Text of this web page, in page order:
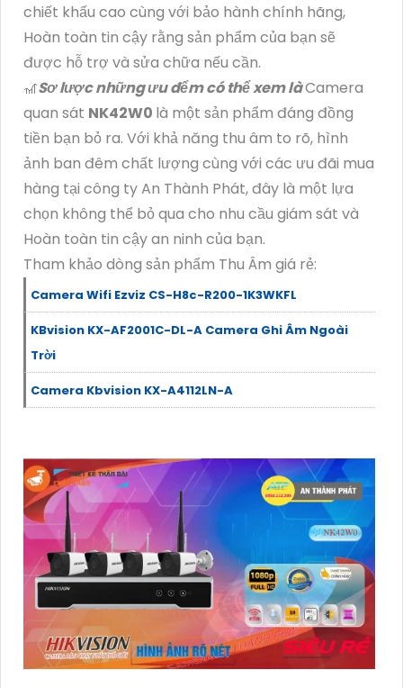
chiết khấu cao cùng với bảo hành chính hãng,
Hoàn toàn tin cậy rằng sản phẩm của bạn sẽ
được hỗ trợ và sửa chữa nếu cần.
🎢Sơ lược những ưu đểm có thể xem làCamera
quan sát NK42W0 là một sản phẩm đáng đồng
tiền bạn bỏ ra. Với khả năng thu âm to rõ, hình
ảnh ban đêm chất lượng cùng với các ưu đãi mua
hàng tại công ty An Thành Phát, đây là một lựa
chọn không thể bỏ qua cho nhu cầu giám sát và
Hoàn toàn tin cậy an ninh của bạn.
Tham khảo dòng sản phẩm Thu Âm giá rẻ:
Camera Wifi Ezviz CS-H8c-R200-1K3WKFL
KBvision KX-AF2001C-DL-A Camera Ghi Âm Ngoài
Trời
Camera Kbvision KX-A4112LN-A